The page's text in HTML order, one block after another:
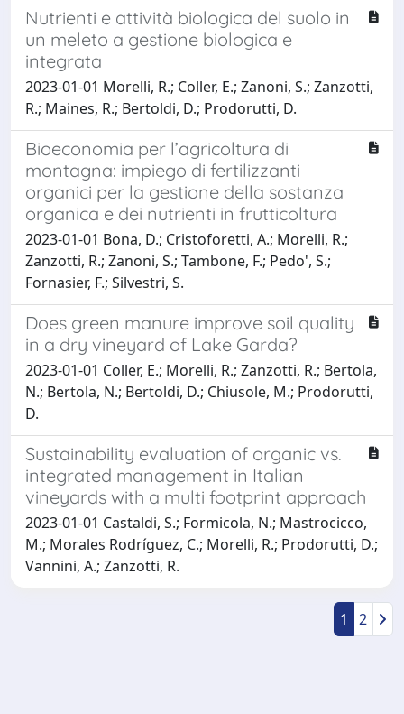
Nutrienti e attività biologica del suolo in
un meleto a gestione biologica e
integrata
2023-01-01 Morelli, R.; Coller, E.; Zanoni, S.; Zanzotti,
R.; Maines, R.; Bertoldi, D.; Prodorutti, D.
Bioeconomia per l’agricoltura di
montagna: impiego di fertilizzanti
organici per la gestione della sostanza
organica e dei nutrienti in frutticoltura
2023-01-01 Bona, D.; Cristoforetti, A.; Morelli, R.;
Zanzotti, R.; Zanoni, S.; Tambone, F.; Pedo', S.;
Fornasier, F.; Silvestri, S.
Does green manure improve soil quality
in a dry vineyard of Lake Garda?
2023-01-01 Coller, E.; Morelli, R.; Zanzotti, R.; Bertola,
N.; Bertola, N.; Bertoldi, D.; Chiusole, M.; Prodorutti,
D.
Sustainability evaluation of organic vs.
integrated management in Italian
vineyards with a multi footprint approach
2023-01-01 Castaldi, S.; Formicola, N.; Mastrocicco,
M.; Morales Rodríguez, C.; Morelli, R.; Prodorutti, D.;
Vannini, A.; Zanzotti, R.
1 2